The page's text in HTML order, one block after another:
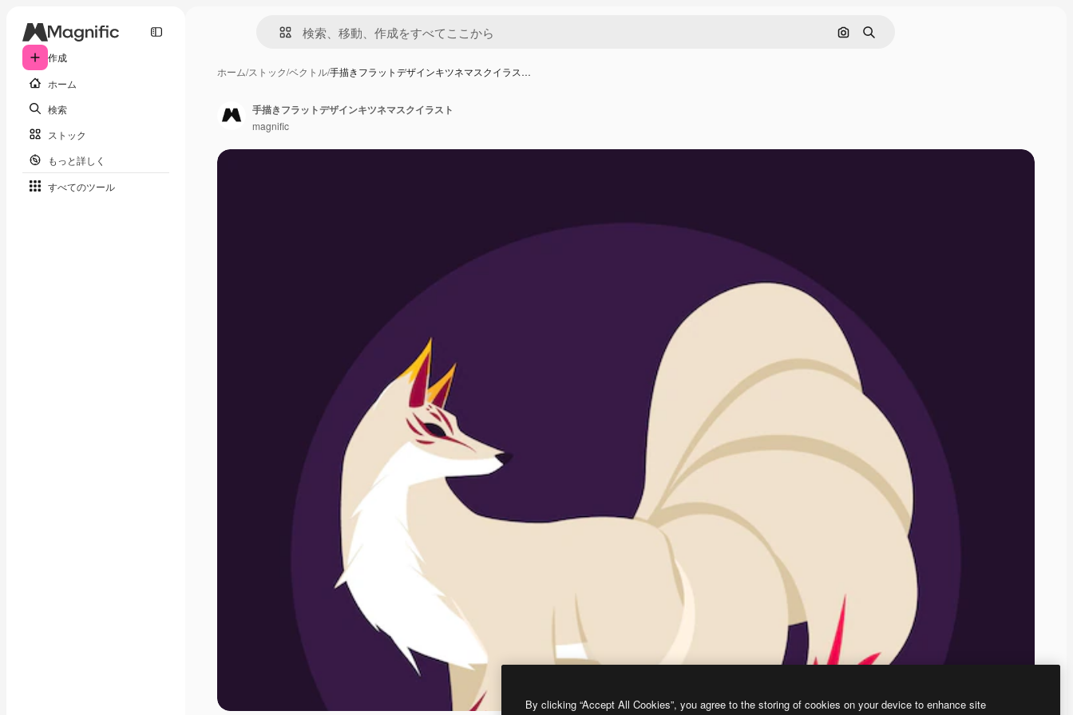
作成
ホーム
検索
ストック
もっと詳しく
すべてのツール
画像で検索
検索
ホーム/ストック/ベクトル/手描きフラットデザインキツネマスクイラス…
手描きフラットデザインキツネマスクイラスト
magnific
By clicking “Accept All Cookies”, you agree to the storing of cookies on your device to enhance site